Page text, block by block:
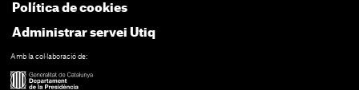
Política de cookies
Administrar servei Utiq
Amb la col·laboració de: